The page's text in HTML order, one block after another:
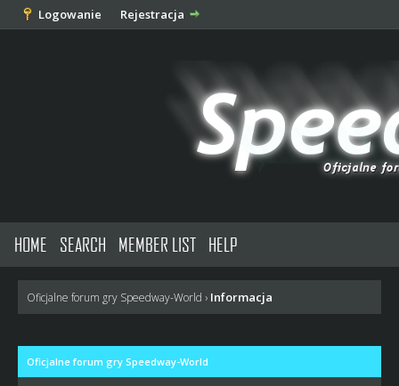
Logowanie Rejestracja
HOME SEARCH MEMBER LIST HELP
Oficjalne forum gry Speedway-World › Informacja
Oficjalne forum gry Speedway-World